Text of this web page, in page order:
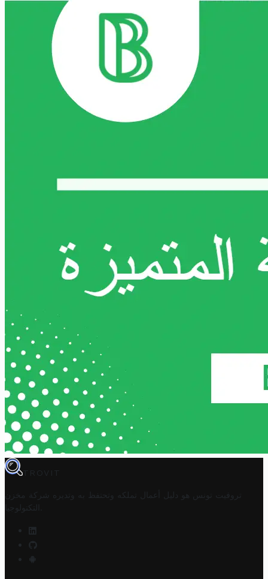
TROVIT
تروفيت تونس هو دليل أعمال تملكه وتحتفظ به وتديره
شركة مخزن
التكنولوجيا